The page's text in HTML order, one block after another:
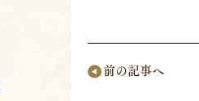
前の記事へ